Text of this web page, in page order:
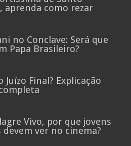
aprenda como rezar
no Conclave: Será que
Papa Brasileiro?
Juízo Final? Explicação
Vivo, por que jovens
devem ver no cinema?